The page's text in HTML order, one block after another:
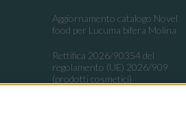
Aggiornamento catalogo Novel
food per Lucuma bifera Molina
Rettifica 2026/90354 del
regolamento (UE) 2026/909
(prodotti cosmetici)